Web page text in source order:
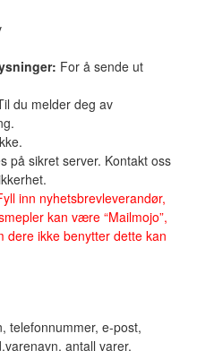
For å sende ut
du melder deg av
på sikret server. Kontakt oss
inn nyhetsbrevleverandør,
kan være “Mailmojo”,
dere ikke benytter dette kan
telefonnummer, e-post,
antall varer,